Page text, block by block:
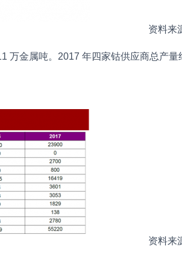
资料来源
金属吨。2017 年四家钴供应商总产量
资料来源